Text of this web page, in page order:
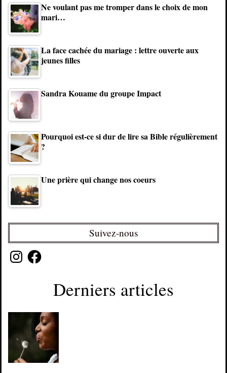
Ne voulant pas me tromper dans le choix de mon
mari…
La face cachée du mariage : lettre ouverte aux
jeunes filles
Sandra Kouame du groupe Impact
Pourquoi est-ce si dur de lire sa Bible régulièrement
?
Une prière qui change nos coeurs
Suivez-nous
InstagramFacebook
Derniers articles